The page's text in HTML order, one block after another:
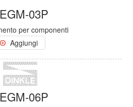
03P
per componenti
Aggiungi
06P